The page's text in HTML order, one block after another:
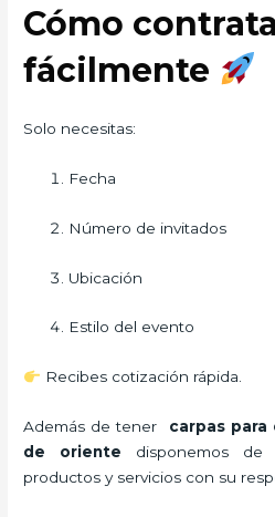
Cómo
fácilmente
Solo necesitas:
Fecha
Número de invitados
Ubicación
Estilo del evento
Recibes cotización rápida.
Además de tener carpas para
de oriente disponemos de
productos y servicios con su